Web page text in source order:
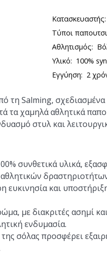
Κατασκευαστής:
Τύποι
Αθλητισμός:
Υλικό: 100%
Εγγύηση: 2
τη Salming, σχεδιασμένα
τα χαμηλά αθλητικά
στυλ και
συνθετικά υλικά,
ευκινησία και
με διακριτές ασημί
ενδυμασία.
σόλας προσφέρει